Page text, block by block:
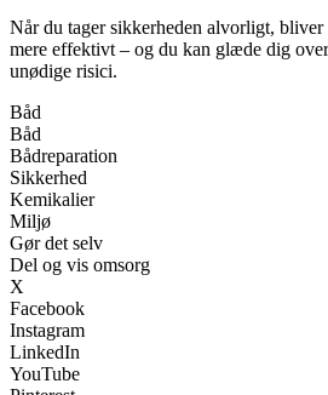
Når du tager sikkerheden alvorligt, bliver
mere effektivt – og du kan glæde dig
unødige risici.
Båd
Båd
Bådreparation
Sikkerhed
Kemikalier
Miljø
Gør det selv
Del og vis omsorg
X
Facebook
Instagram
LinkedIn
YouTube